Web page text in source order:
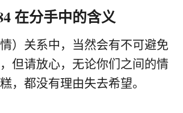
在分手中的含义
）关系中，当然会有不可避免
但请放心，无论你们之间的情
，都没有理由失去希望。